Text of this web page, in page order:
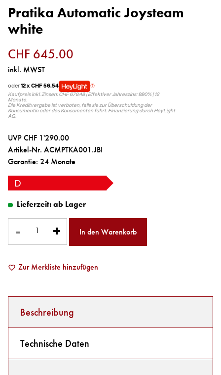
Pratika Automatic Joysteam
white
CHF 645.00
inkl. MWST
oder12 x CHF 56.54
Kaufpreis inkl. Zinsen: CHF 678.48 | Effektiver Jahreszins: 9.90% | 12
Monate.
Die Kreditvergabe ist verboten, falls sie zur Überschuldung der
Konsumentin oder des Konsumenten führt. Finanzierung durch HeyLight
AG.
UVP CHF 1'290.00
Artikel-Nr. ACMPTKA001.JBI
Garantie: 24 Monate
D
Lieferzeit:ab Lager
- + In den Warenkorb
Zur Merkliste hinzufügen
Beschreibung
Technische Daten